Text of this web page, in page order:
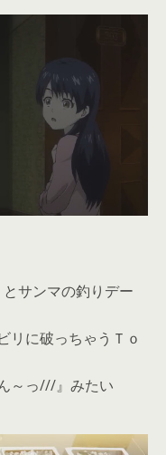
サンマの釣りデー
リに破っちゃうＴｏ
～っ///』みたい